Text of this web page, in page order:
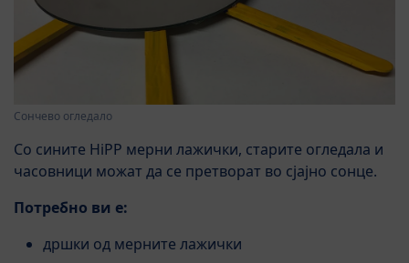
Сончево огледало
Со сините HiPP мерни лажички, старите огледала и
часовници можат да се претворат во сјајно сонце.
Потребно ви е:
дршки од мерните лажички